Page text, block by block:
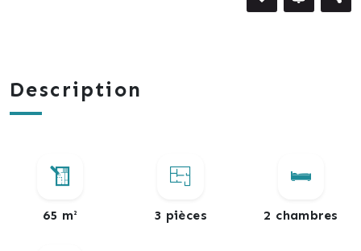
Description
65 m² 3 pièces 2 chambres